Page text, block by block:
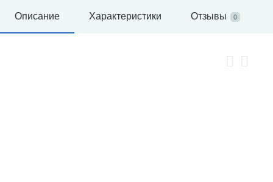
Описание Характеристики Отзывы 0